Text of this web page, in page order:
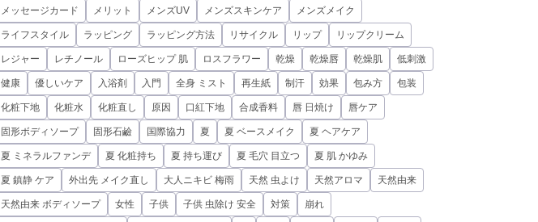
メッセージカード メリット メンズUV メンズスキンケア メンズメイク
ライフスタイル ラッピング ラッピング方法 リサイクル リップ リップクリーム
レジャー レチノール ローズヒップ 肌 ロスフラワー 乾燥 乾燥唇 乾燥肌 低刺激
健康 優しいケア 入浴剤 入門 全身 ミスト 再生紙 制汗 効果 包み方 包装
化粧下地 化粧水 化粧直し 原因 口紅下地 合成香料 唇 日焼け 唇ケア
固形ボディソープ 固形石鹼 国際協力 夏 夏 ベースメイク 夏 ヘアケア
夏 ミネラルファンデ 夏 化粧持ち 夏 持ち運び 夏 毛穴 目立つ 夏 肌 かゆみ
夏 鎮静 ケア 外出先 メイク直し 大人ニキビ 梅雨 天然 虫よけ 天然アロマ 天然由来
天然由来 ボディソープ 女性 子供 子供 虫除け 安全 対策 崩れ